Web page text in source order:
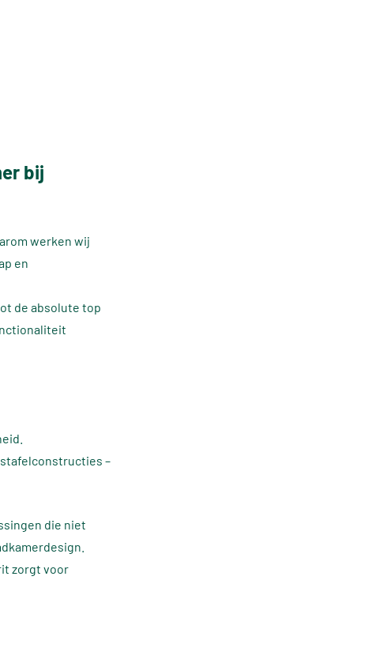
bij
werken wij
en
de absolute top
–
die niet
zorgt voor